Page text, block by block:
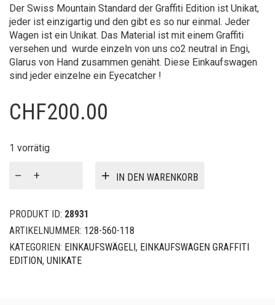
Der Swiss Mountain Standard der Graffiti Edition ist Unikat,
jeder ist einzigartig und den gibt es so nur einmal. Jeder
Wagen ist ein Unikat. Das Material ist mit einem Graffiti
versehen und wurde einzeln von uns co2 neutral in Engi,
Glarus von Hand zusammen genäht. Diese Einkaufswagen
sind jeder einzelne ein Eyecatcher !
CHF200.00
1 vorrätig
Standard
Menge
IN DEN WARENKORB
PRODUKT ID: 28931
ARTIKELNUMMER: 128-560-118
KATEGORIEN: EINKAUFSWÄGELI, EINKAUFSWAGEN GRAFFITI
EDITION, UNIKATE